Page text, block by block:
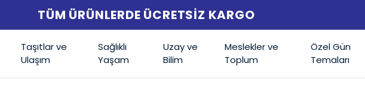
TÜM ÜRÜNLERDE ÜCRETSİZ KARGO
Taşıtlar ve
Ulaşım
Sağlıklı
Yaşam
Uzay ve
Bilim
Meslekler ve
Toplum
Özel Gün
Temaları